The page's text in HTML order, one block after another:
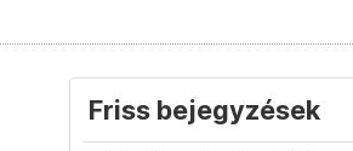
Friss bejegyzések